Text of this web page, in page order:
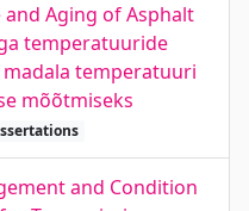
Aging of Asphalt
temperatuuride
temperatuuri
mõõtmiseks
and Condition